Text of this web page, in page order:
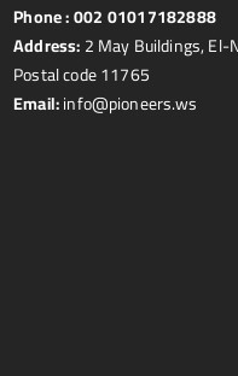
Phone :002 01017182888
Address:2 May Buildings, El-
Postal code 11765
Email:info@pioneers.ws